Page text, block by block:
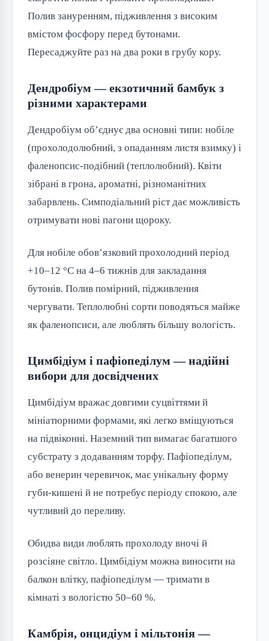
Полив зануренням, підживлення з високим
вмістом фосфору перед бутонами.
Пересаджуйте раз на два роки в грубу кору.
Дендробіум — екзотичний бамбук з
різними характерами
Дендробіум об’єднує два основні типи: нобіле
(прохолодолюбний, з опаданням листя взимку) і
фаленопсис-подібний (теплолюбний). Квіти
зібрані в грона, ароматні, різноманітних
забарвлень. Симподіальний ріст дає можливість
отримувати нові пагони щороку.
Для нобіле обов’язковий прохолодний період
+10–12 °C на 4–6 тижнів для закладання
бутонів. Полив помірний, підживлення
чергувати. Теплолюбні сорти поводяться майже
як фаленопсиси, але люблять більшу вологість.
Цимбідіум і пафіопеділум — надійні
вибори для досвідчених
Цимбідіум вражає довгими суцвіттями й
мініатюрними формами, які легко вміщуються
на підвіконні. Наземний тип вимагає багатшого
субстрату з додаванням торфу. Пафіопеділум,
або венерин черевичок, має унікальну форму
губи-кишені й не потребує періоду спокою, але
чутливий до переливу.
Обидва види люблять прохолоду вночі й
розсіяне світло. Цимбідіум можна виносити на
балкон влітку, пафіопеділум — тримати в
кімнаті з вологістю 50–60 %.
Камбрія, онцидіум і мільтонія —